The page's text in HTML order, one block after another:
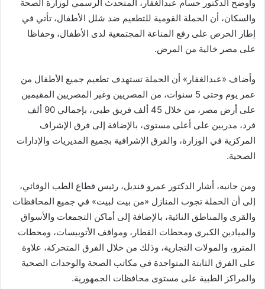
وأوضح الدكتور حسام عبدالغفار، المتحدث الرسمي لوزارة الصحة
والسكان، أن الحملة القومية للتطعيم ضد شلل الأطفال، تأتي في
إطار الحرص على رفع المناعة المجتمعية لدى الأطفال، وحفاظا
على مصر خالية من المرض.
وأضاف «عبدالغفار» أن الحملة تستهدف تطعيم جميع الأطفال من
عمر يوم وحتى 5 سنوات، من المصريين وغير المصريين المقيمين
على أرض مصر، من خلال 45 ألف فريق طبي، بإجمالي 90 ألف
فرد، مدربين على أعلى مستوى، بالإضافة إلى فرق الإشراف
المركزية في الوزارة، والفرق الإشرافية بجميع المديريات والإدارات
الصحية.
ومن جانبه، أشار الدكتور عمرو قنديل، رئيس قطاع الطب الوقائي،
إلى أن الحملة تجوب المنازل «من بيت لبيت» في جميع المحافظات
والقرى والمناطق النائية، بالإضافة إلى أماكن التجمعات والأسواق
والميادين الكبرى ومحطات القطار، ومواقف الأتوبيسات، ومحطات
المترو، والمولات التجارية، وذلك من خلال الفرق المتحركة، علاوة
على الفرق الثابتة المتواجدة في مكاتب الصحة والوحدات الصحية
والمراكز الطبية على مستوى محافظات الجمهورية.